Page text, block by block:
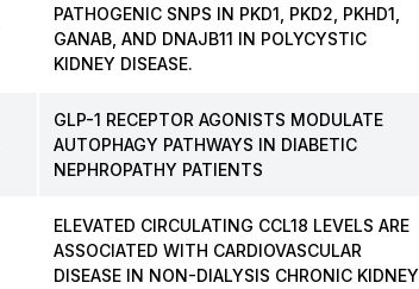
PATHOGENIC SNPS IN PKD1, PKD2, PKHD1,
GANAB, AND DNAJB11 IN POLYCYSTIC
KIDNEY DISEASE.
GLP-1 RECEPTOR AGONISTS MODULATE
AUTOPHAGY PATHWAYS IN DIABETIC
NEPHROPATHY PATIENTS
ELEVATED CIRCULATING CCL18 LEVELS ARE
ASSOCIATED WITH CARDIOVASCULAR
DISEASE IN NON-DIALYSIS CHRONIC KIDNEY